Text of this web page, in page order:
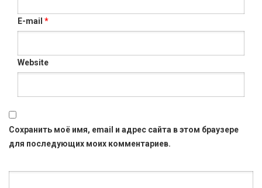
E-mail *
Website
Сохранить моё имя, email и адрес сайта в этом браузере
для последующих моих комментариев.